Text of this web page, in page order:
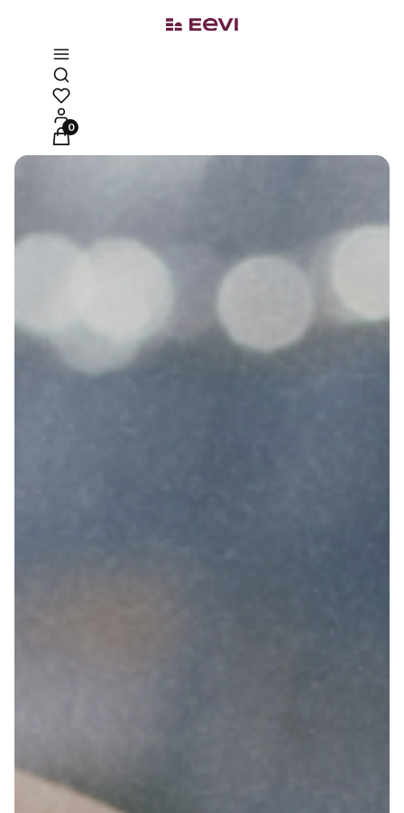
Otwórz wyszukiwarkę
Produkty w koszyku: 0. Zobacz szczegóły